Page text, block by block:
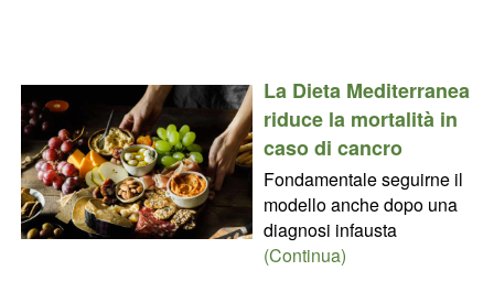
La Dieta Mediterranea
riduce la mortalità in
caso di cancro
Fondamentale seguirne il
modello anche dopo una
diagnosi infausta
(Continua)